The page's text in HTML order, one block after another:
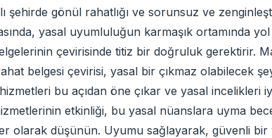
şehirde gönül rahatlığı ve sorunsuz ve
yasal uyumluluğun karmaşık ortamında
çevirisinde titiz bir doğruluk gerektirir.
belgesi çevirisi, yasal bir çıkmaz
bu açıdan öne çıkar ve yasal
etkinliği, bu yasal nüanslara uyma
olarak düşünün. Uyumu sağlayarak, güvenli